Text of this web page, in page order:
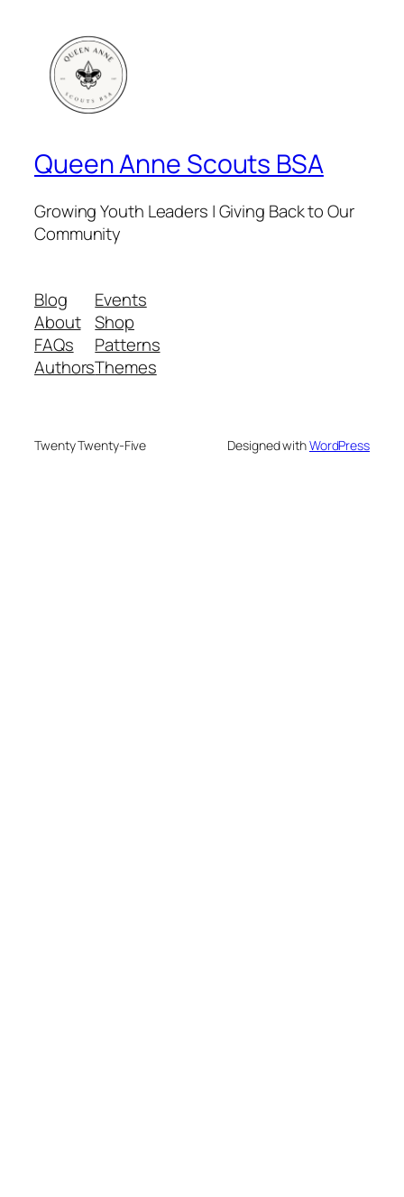
Queen Anne Scouts BSA
Growing Youth Leaders | Giving Back to Our
Community
Blog
About
FAQs
Authors
Events
Shop
Patterns
Themes
Twenty Twenty-Five Designed withWordPress